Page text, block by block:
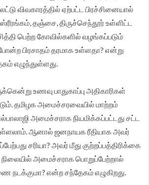
விவகாரத்தில் ஏற்பட்ட பிரச்சினையால்
தஞ்சை, திருச்செந்தூர் உள்ளிட்ட
பெற்ற கோவில்களில் வழங்கப்படும்
பிரசாதம் தரமாக உள்ளதா? என்று
எழுந்துள்ளது.
உணவு பாதுகாப்பு அதிகாரிகள்
தமிழக அமைச்சரவையில் மாற்றம்
அமைச்சராக நியமிக்கப்பட்டது சட்ட
ஆனால் ஜனநாயக ரீதியாக அவர்
சரியா? அவர் மீது குற்றப்பத்திரிக்கை
அமைச்சராக பொறுப்பேற்றால்
நடக்குமா? என்ற சந்தேகம் எழுகிறது.